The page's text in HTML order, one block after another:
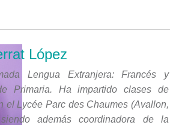
López
Lengua Extranjera: Francés y
Primaria. Ha impartido clases de
el Lycée Parc des Chaumes (Avallon,
además coordinadora de la